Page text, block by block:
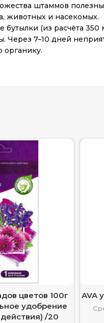
штаммов
животных и насекомых.
(из расчёта 350
7–10 дней
органику.
цветов 100г
удобрение
/20
AVA